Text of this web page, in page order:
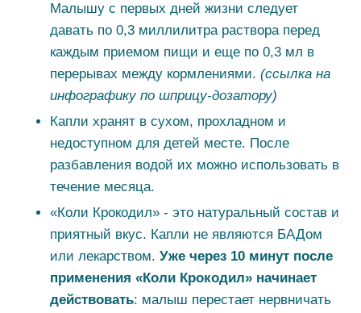
Малышу с первых дней жизни следует
давать по 0,3 миллилитра раствора перед
каждым приемом пищи и еще по 0,3 мл в
перерывах между кормлениями.(ссылка на
инфографику по шприцу-дозатору)
Капли хранят в сухом, прохладном и
недоступном для детей месте. После
разбавления водой их можно использовать в
течение месяца.
«Коли Крокодил» - это натуральный состав и
приятный вкус. Капли не являются БАДом
или лекарством.Уже через 10 минут после
применения «Коли Крокодил» начинает
действовать: малыш перестает нервничать